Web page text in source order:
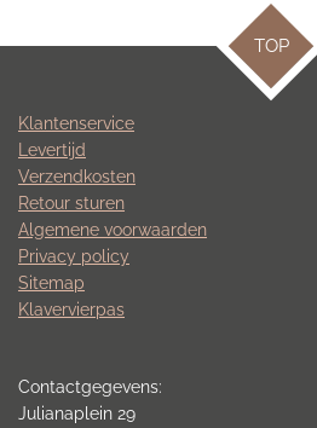
TOP
Klantenservice
Levertijd
Verzendkosten
Retour sturen
Algemene voorwaarden
Privacy policy
Sitemap
Klavervierpas
Contactgegevens:
Julianaplein 29